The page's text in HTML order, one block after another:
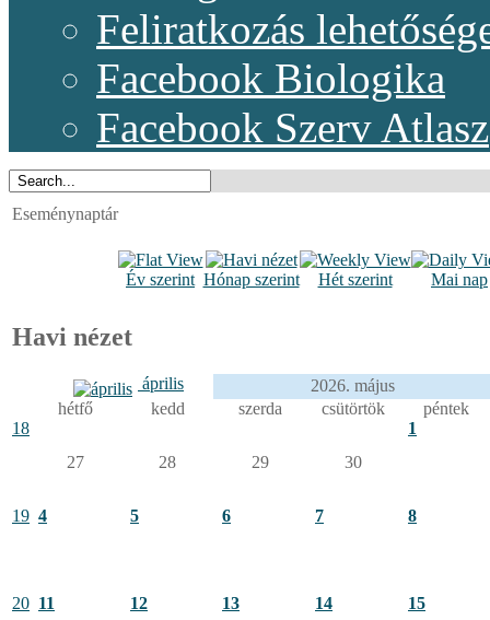
Feliratkozás
Facebook Biologika
Facebook Szerv Atlasz
Eseménynaptár
Év szerint Hónap szerint Hét szerint Mai nap
Havi nézet
április
2026. május
hétfő
kedd szerda csütörtök
péntek
18
27
28 29 30
1
19 4 5 6 7 8
20 11 12 13 14 15